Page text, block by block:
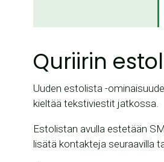
Quriirin
Uuden estolista -
kieltää tekstiviestit jatkossa.
Estolistan avulla estetään
lisätä kontakteja seuraavilla